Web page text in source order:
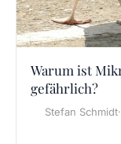
Warum ist
gefährlich?
Stefan Schmidt·